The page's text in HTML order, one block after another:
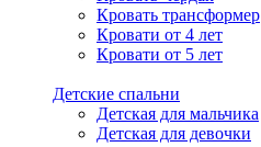
Кровать трансформер
Кровати от 4 лет
Кровати от 5 лет
Детские спальни
Детская для мальчика
Детская для девочки